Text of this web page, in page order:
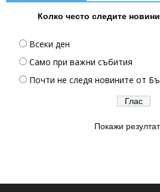
Колко често следите
Всеки ден
Само при важни събития
Почти не следя новините от
Покажи